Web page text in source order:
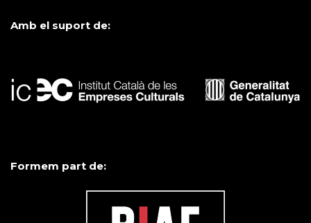
Amb el suport de:
Formem part de: